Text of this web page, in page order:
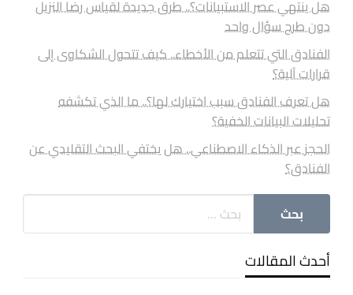
هل ينتهي عصر الاستبيانات؟.. طرق جديدة لقياس رضا النزيل
دون طرح سؤال واحد
الفنادق التي تتعلم من الأخطاء.. كيف تتحول الشكاوى إلى
قرارات آلية؟
هل تعرف الفنادق سبب اختيارك لها؟.. ما الذي تكشفه
تحليلات البيانات الخفية؟
الحجز عبر الذكاء الاصطناعي.. هل يختفي البحث التقليدي عن
الفنادق؟
أحدث المقالات